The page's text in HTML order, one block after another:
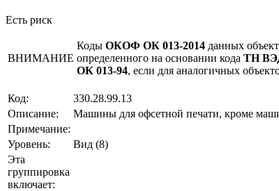
Есть риск
ВНИМАНИЕ
Коды ОКОФ ОК 013-2014 данных
определенного на основании кода ТН
ОК 013-94, если для аналогичных
Код:
330.28.99.13
Описание:
Машины для офсетной печати, кроме
Примечание:
Уровень:
Вид (8)
Эта
группировка
включает: